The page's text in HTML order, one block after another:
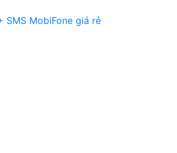
MobiFone giá rẻ